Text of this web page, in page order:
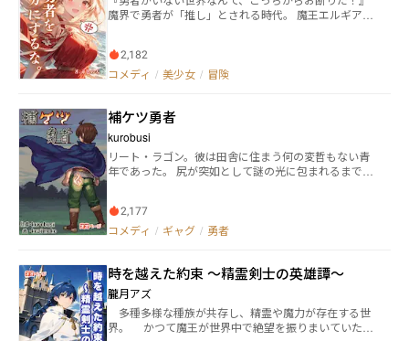
魔界で勇者が「推し」とされる時代。 魔王エルギア
を煮やしたエルギアは、こっそり人間界へ潜入し、勇
者の行方を追う。 そこでエルギアが見たのは… ちょっ
す、笑えてほろりとくる冒険譚が、今、幕を開ける！
2,182
コメディ / 美少女 / 冒険
補ケツ勇者
kurobusi
リート・ラゴン。彼は田舎に住まう何の変哲もない青
年であった。 尻が突如として謎の光に包まれるまで
そんな伝承が人々の間で受け継がれてきた世界。 より
によってその紋章が尻に出てしまった勇者の冒険譚が
2,177
コメディ / ギャグ / 勇者
時を越えた約束 〜精霊剣士の英雄譚〜
朧月アズ
多種多様な種族が共存し、精霊や魔力が存在する世
界。 かつて魔王が世界中で絶望を振りまいていた暗